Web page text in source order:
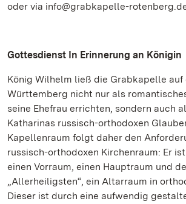
oder via info@grabkapelle-
Gottesdienst In Erinnerung an Königin
König Wilhelm ließ die Grabkapelle auf
Württemberg nicht nur als
seine Ehefrau errichten, sondern auch
Katharinas russisch-orthodoxen
Kapellenraum folgt daher den
russisch-orthodoxen Kirchenraum: Er
einen Vorraum, einen Hauptraum und
„Allerheiligsten“, ein Altarraum in
Dieser ist durch eine aufwendig